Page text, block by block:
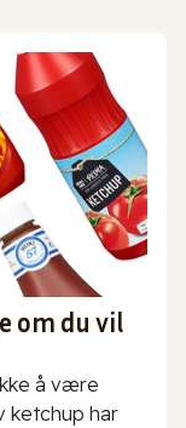
om du vil
å være
ketchup har